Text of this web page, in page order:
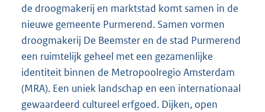
de droogmakerij en marktstad komt samen in de
nieuwe gemeente Purmerend. Samen vormen
droogmakerij De Beemster en de stad Purmerend
een ruimtelijk geheel met een gezamenlijke
identiteit binnen de Metropoolregio Amsterdam
(MRA). Een uniek landschap en een internationaal
gewaardeerd cultureel erfgoed. Dijken, open